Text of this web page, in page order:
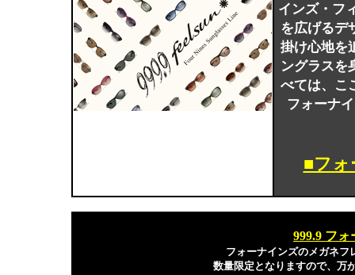
インズ・フ
を広げるデ
掛け心地を
ングラスを
べては、こ
フォーナ
■フ
999.9 フ
フォーナインズのメガネフ
数量限定となりますので、万